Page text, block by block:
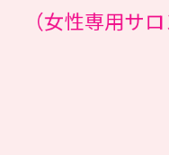
（女性専用サロ